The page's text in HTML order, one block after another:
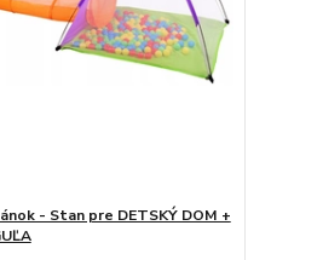
- Stan pre DETSKÝ DOM +